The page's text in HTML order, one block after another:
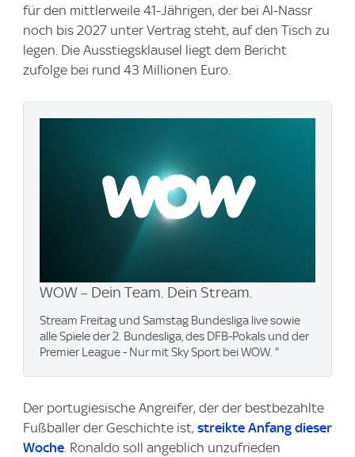
für den mittlerweile 41-Jährigen, der bei Al-Nassr
noch bis 2027 unter Vertrag steht, auf den Tisch zu
legen. Die Ausstiegsklausel liegt dem Bericht
zufolge bei rund 43 Millionen Euro.
WOW – Dein Team. Dein Stream.
Stream Freitag und Samstag Bundesliga live sowie
alle Spiele der 2. Bundesliga, des DFB-Pokals und der
Premier League - Nur mit Sky Sport bei WOW. "
Der portugiesische Angreifer, der der bestbezahlte
Fußballer der Geschichte ist, streikte Anfang dieser
Woche. Ronaldo soll angeblich unzufrieden